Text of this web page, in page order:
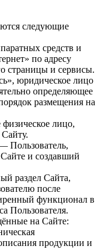
следующие
средств и
по адресу
страницы и сервисы.
юридическое лицо
определяющее
размещения на
лицо,
Пользователь,
и создавший
раздел Сайта,
после
функционал в
Пользователя.
на Сайте:
продукции и